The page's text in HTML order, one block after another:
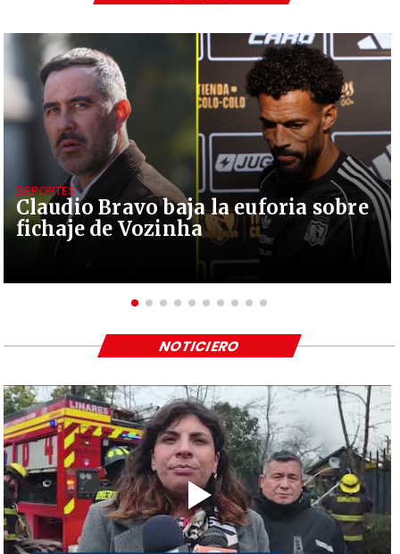
Claudio Bravo baja la euforia sobre
fichaje de Vozinha
DEPORTES
NOTICIERO